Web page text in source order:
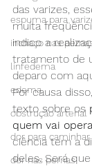
espuma para
inchaço nas
linfedema
edema
obstrução arterial
dor para caminhar
dor nas pernas
das varizes,
muita
indico a
tratamento de
deparo com
Por causa
texto sobre os
quem vai
ciência tem a
deles. Será